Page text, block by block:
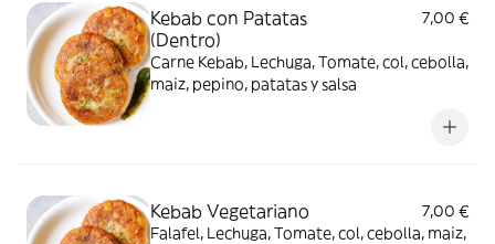
Kebab con Patatas
(Dentro)
7,00 €
Carne Kebab, Lechuga, Tomate, col, cebolla,
maiz, pepino, patatas y salsa
Kebab Vegetariano
7,00 €
Falafel, Lechuga, Tomate, col, cebolla, maiz,